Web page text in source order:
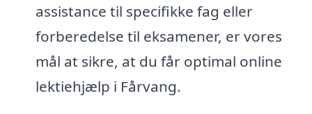
assistance til specifikke fag eller
forberedelse til eksamener, er vores
mål at sikre, at du får optimal online
lektiehjælp i Fårvang.